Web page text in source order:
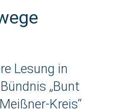
Lesung in
„Bunt
Kreis“